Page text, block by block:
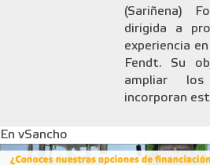
(Sariñena)
dirigida a
experiencia
Fendt. Su
ampliar los
incorporan
En vSancho